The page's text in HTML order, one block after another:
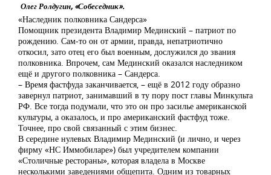
Олег Ролдугин, «Собеседник».
«Наследник полковника Сандерса»
Помощник президента Владимир Мединский – патриот по
рождению. Сам-то он от армии, правда, непатриотично
откосил, зато отец его был военным, дослужился до звания
полковника. Впрочем, сам Мединский оказался наследником
ещё и другого полковника – Сандерса.
– Время фастфуда заканчивается, – ещё в 2012 году образно
завернул патриот, занимавший в ту пору пост главы Минкульта
РФ. Все тогда подумали, что это он про засилье американской
культуры, а оказалось, и про американский фастфуд тоже.
Точнее, про свой связанный с этим бизнес.
В середине нулевых Владимир Мединский (и лично, и через
фирму «НС Иммобиларе») был учредителем компании
«Столичные рестораны», которая владела в Москве
несколькими заведениями общепита. Одним из товарных